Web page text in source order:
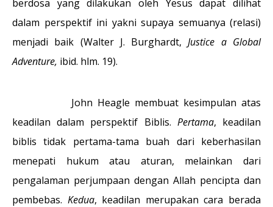
berdosa yang dilakukan oleh Yesus dapat dilihat
dalam perspektif ini yakni supaya semuanya (relasi)
menjadi baik (Walter J. Burghardt,Justice a Global
Adventure, ibid. hlm. 19).
John Heagle membuat kesimpulan atas
keadilan dalam perspektif Biblis. Pertama, keadilan
biblis tidak pertama-tama buah dari keberhasilan
menepati hukum atau aturan, melainkan dari
pengalaman perjumpaan dengan Allah pencipta dan
pembebas. Kedua, keadilan merupakan cara berada